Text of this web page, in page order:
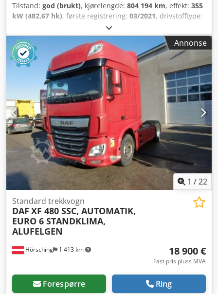
Tilstand: god (brukt), kjørelengde: 804 194 km, effekt: 355
kW (482,67 hk), første registrering: 03/2021, drivstofftype:
315/70R22,5
akselavstand:3 800 mm, drivstoff:diesel, bremser:
retarder
blå, førerhus:sovehytte
, girtype:
automatisk , antall gir:12, utslippsklasse:Euro 6, fjæring:
stål-luft
, total lengde:6 200 mm , total bredde: 2 550 mm,
total høyde:3 970 mm, Byggeår: 2021, Utstyr: ABS,
Bluetooth, aircondition, antispinnsystem, cruise control,
elektrisk justerbart speil, elektrisk vindusregulering,
parkeringsvarmer, retarder, sentral låsing, setevarmer
Annonse
1 /22
Hörsching 1 413 km
Standard trekkvogn
DAF XF 480 SSC, AUTOMATIK,
EURO 6 STANDKLIMA,
ALUFELGEN
18 900 €
Fast pris pluss MVA
Forespørre Ring